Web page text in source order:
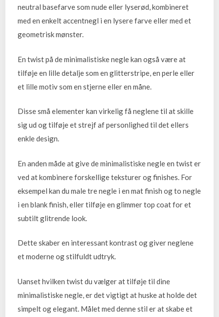
neutral basefarve som nude eller lyserød, kombineret
med en enkelt accentnegl i en lysere farve eller med et
geometrisk mønster.
En twist på de minimalistiske negle kan også være at
tilføje en lille detalje som en glitterstripe, en perle eller
et lille motiv som en stjerne eller en måne.
Disse små elementer kan virkelig få neglene til at skille
sig ud og tilføje et strejf af personlighed til det ellers
enkle design.
En anden måde at give de minimalistiske negle en twist er
ved at kombinere forskellige teksturer og finishes. For
eksempel kan du male tre negle i en mat finish og to negle
i en blank finish, eller tilføje en glimmer top coat for et
subtilt glitrende look.
Dette skaber en interessant kontrast og giver neglene
et moderne og stilfuldt udtryk.
Uanset hvilken twist du vælger at tilføje til dine
minimalistiske negle, er det vigtigt at huske at holde det
simpelt og elegant. Målet med denne stil er at skabe et